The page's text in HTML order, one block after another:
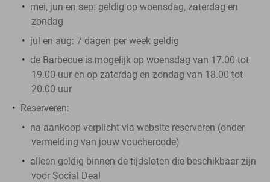
mei, jun en sep: geldig op woensdag, zaterdag en
zondag
jul en aug: 7 dagen per week geldig
de Barbecue is mogelijk op woensdag van 17.00 tot
19.00 uur en op zaterdag en zondag van 18.00 tot
20.00 uur
Reserveren:
na aankoop verplicht via website reserveren (onder
vermelding van jouw vouchercode)
alleen geldig binnen de tijdsloten die beschikbaar zijn
voor Social Deal